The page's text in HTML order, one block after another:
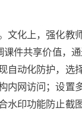
文化上，强化教
课件共享价值，
自动化防护，选
内网访问；设置
水印功能防止截